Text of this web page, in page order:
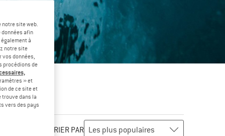
TRIER PAR
site web.
afin
à
notre site
données,
procédions de
» et
de ce site et
trouve dans la
vers des pays